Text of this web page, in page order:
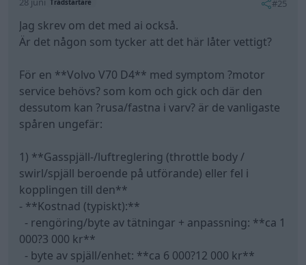
Trådstartare #25
Jag skrev om det med ai också.
Är det någon som tycker att det här låter vettigt?
För en **Volvo V70 D4** med symptom ?motor
service behövs? som kom och gick och där den
dessutom kan ?rusa/fastna i varv? är de vanligaste
spåren ungefär:
1) **Gasspjäll-/luftreglering (throttle body /
swirl/spjäll beroende på utförande) eller fel i
kopplingen till den**
- **Kostnad (typiskt):**
- rengöring/byte av tätningar + anpassning: **ca 1
000?3 000 kr**
- byte av spjäll/enhet: **ca 6 000?12 000 kr**